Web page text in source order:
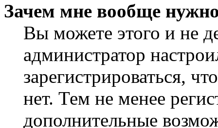
Зачем мне вообще
Вы можете этого и не
администратор
зарегистрироваться,
нет. Тем не менее
дополнительные